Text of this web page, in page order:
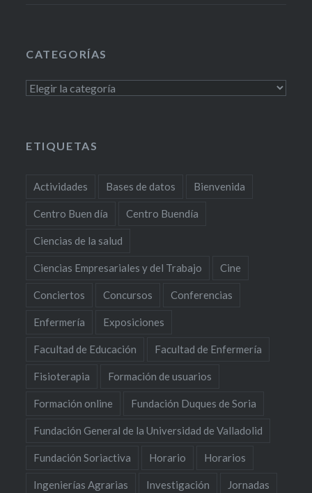
CATEGORÍAS
Categorías
ETIQUETAS
Actividades Bases de datos Bienvenida
Centro Buen día Centro Buendía
Ciencias de la salud
Ciencias Empresariales y del Trabajo Cine
Conciertos Concursos Conferencias
Enfermería Exposiciones
Facultad de Educación Facultad de Enfermería
Fisioterapia Formación de usuarios
Formación online Fundación Duques de Soria
Fundación General de la Universidad de Valladolid
Fundación Soriactiva Horario Horarios
Ingenierías Agrarias Investigación Jornadas